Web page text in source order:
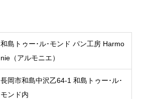
和島トゥー･ル･モンド パン工房 Harmo
nie（アルモニエ）
長岡市和島中沢乙64-1 和島トゥー･ル･
モンド内